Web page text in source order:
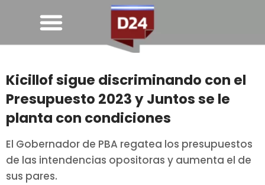
Kicillof sigue discriminando con el
Presupuesto 2023 y Juntos se le
planta con condiciones
El Gobernador de PBA regatea los presupuestos
de las intendencias opositoras y aumenta el de
sus pares.